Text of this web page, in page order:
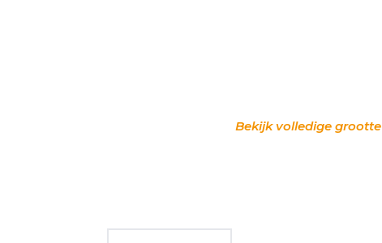
Bekijk volledige grootte